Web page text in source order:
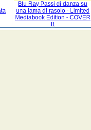
Blu Ray Passi di danza su
una lama di rasoio - Limited
Mediabook Edition - COVER
B